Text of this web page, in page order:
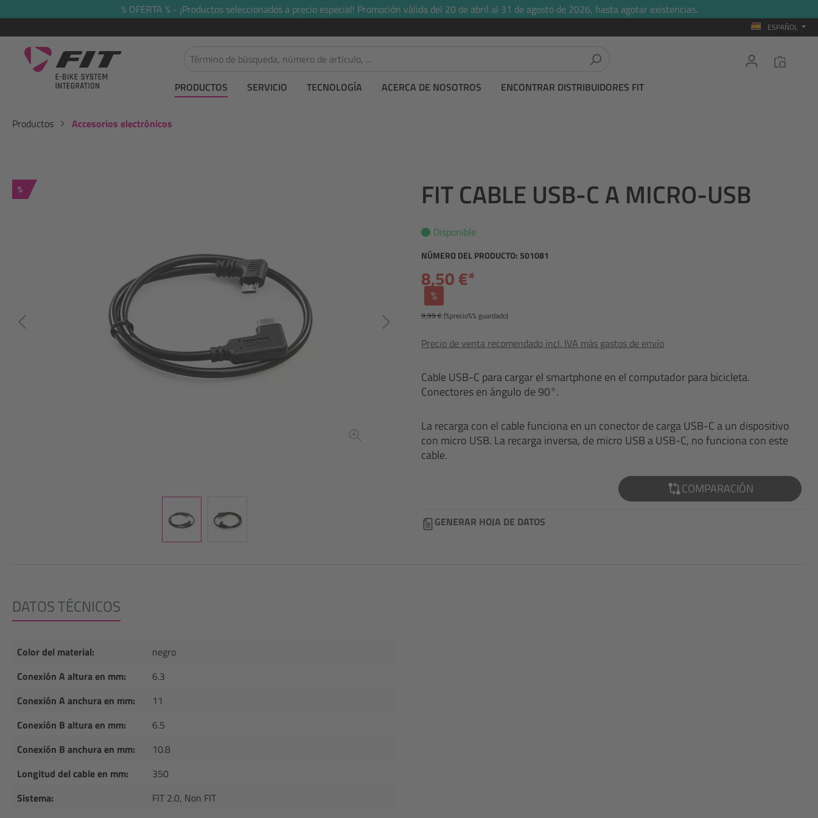
Saltar a la navegación principal% OFERTA % - ¡Productos seleccionados a precio especial! Promoción válida del 20 de abril al 31 de agosto de 2026, hasta agotar existencias.
ESPAÑOL
PRODUCTOS SERVICIO TECNOLOGÍA ACERCA DE NOSOTROS ENCONTRAR DISTRIBUIDORES FIT
Productos Accesorios electrónicos
Descuento
% FIT CABLE USB-C A MICRO-USB
Disponible
NÚMERO DEL PRODUCTO: 501081
8,50 €*
%
9,99 €(%precio%% guardado)
Precio de venta recomendado incl. IVA más gastos de envío
Cable USB-C para cargar el smartphone en el computador para bicicleta.
Conectores en ángulo de 90°.
La recarga con el cable funciona en un conector de carga USB-C a un dispositivo
con micro USB. La recarga inversa, de micro USB a USB-C, no funciona con este
cable.
COMPARACIÓN
GENERAR HOJA DE DATOS
DATOS TÉCNICOS
Color del material:
negro
Conexión A altura en mm:
6.3
Conexión A anchura en mm:
11
Conexión B altura en mm:
6.5
Conexión B anchura en mm:
10.8
Longitud del cable en mm:
350
Sistema:
FIT 2.0, Non FIT